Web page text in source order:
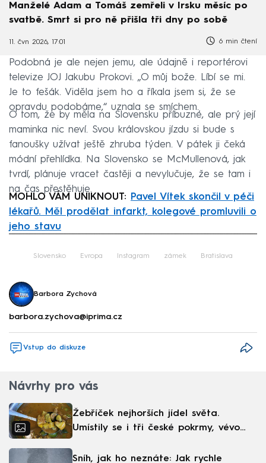
Manželé Adam a Tomáš zemřeli v Irsku měsíc po
svatbě. Smrt si pro ně přišla tři dny po sobě
11. čvn 2026, 17:01 6 min čtení
Podobná je ale nejen jemu, ale údajně i reportérovi
televize JOJ Jakubu Prokovi. „O můj bože. Líbí se mi.
Je to fešák. Viděla jsem ho a říkala jsem si, že se
opravdu podobáme,“ uznala se smíchem.
O tom, že by měla na Slovensku příbuzné, ale prý její
maminka nic neví. Svou královskou jízdu si bude s
fanoušky užívat ještě zhruba týden. V pátek ji čeká
módní přehlídka. Na Slovensko se McMullenová, jak
tvrdí, plánuje vracet častěji a nevylučuje, že se tam i
na čas přestěhuje.
MOHLO VÁM UNIKNOUT:
Pavel Vítek skončil v péči
lékařů. Měl prodělat infarkt, kolegové promluvili o
jeho stavu
Slovensko Evropa Instagram zámek Bratislava
Barbora Zychová
barbora.zychova@iprima.cz
Vstup do diskuze
Návrhy pro vás
Žebříček nejhorších jídel světa.
Umístily se i tři české pokrmy, vévodí
Sníh, jak ho neznáte: Jak rychle